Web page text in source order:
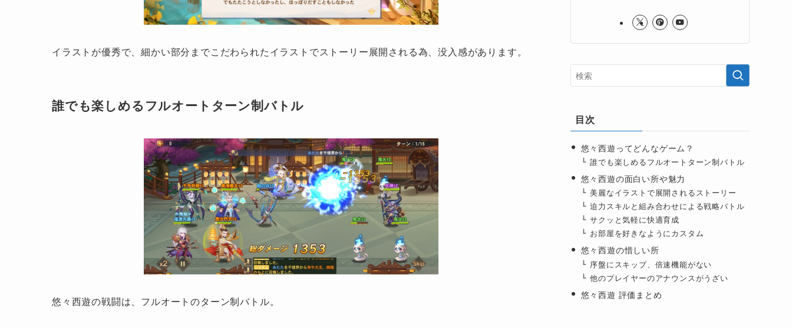
イラストが優秀で、細かい部分までこだわられたイラストでストーリー展開される為、没入感があります。
誰でも楽しめるフルオートターン制バトル
悠々西遊の戦闘は、フルオートのターン制バトル。
目次
悠々西遊ってどんなゲーム？
誰でも楽しめるフルオートターン制バトル
悠々西遊の面白い所や魅力
美麗なイラストで展開されるストーリー
迫力スキルと組み合わせによる戦略バトル
サクッと気軽に快適育成
お部屋を好きなようにカスタム
悠々西遊の惜しい所
序盤にスキップ、倍速機能がない
他のプレイヤーのアナウンスがうざい
悠々西遊 評価まとめ